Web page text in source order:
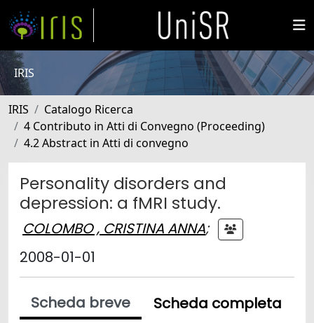
IRIS
IRIS
Catalogo Ricerca
4 Contributo in Atti di Convegno (Proceeding)
4.2 Abstract in Atti di convegno
Personality disorders and
depression: a fMRI study.
COLOMBO , CRISTINA ANNA;
2008-01-01
Scheda breve
Scheda completa